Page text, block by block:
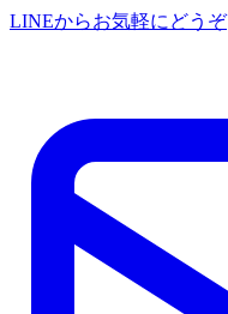
LINEからお気軽にどうぞ